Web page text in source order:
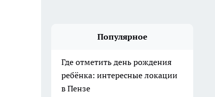
Популярное
Где отметить день рождения
ребёнка: интересные локации
в Пензе